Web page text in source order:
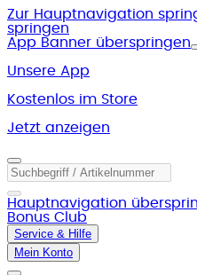
Zur Hauptnavigation
springen
App Banner überspringen
Unsere App
Kostenlos im Store
Jetzt anzeigen
Hauptnavigation
Bonus Club
Service & Hilfe
Mein Konto